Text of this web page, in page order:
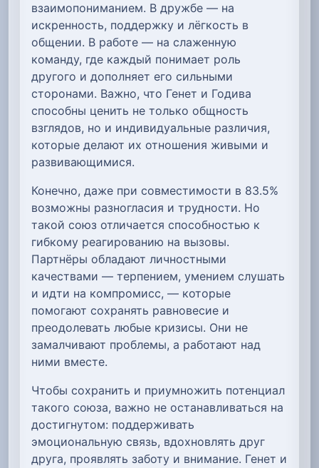
взаимопониманием. В дружбе — на
искренность, поддержку и лёгкость в
общении. В работе — на слаженную
команду, где каждый понимает роль
другого и дополняет его сильными
сторонами. Важно, что Генет и Годива
способны ценить не только общность
взглядов, но и индивидуальные различия,
которые делают их отношения живыми и
развивающимися.
Конечно, даже при совместимости в 83.5%
возможны разногласия и трудности. Но
такой союз отличается способностью к
гибкому реагированию на вызовы.
Партнёры обладают личностными
качествами — терпением, умением слушать
и идти на компромисс, — которые
помогают сохранять равновесие и
преодолевать любые кризисы. Они не
замалчивают проблемы, а работают над
ними вместе.
Чтобы сохранить и приумножить потенциал
такого союза, важно не останавливаться на
достигнутом: поддерживать
эмоциональную связь, вдохновлять друг
друга, проявлять заботу и внимание. Генет и